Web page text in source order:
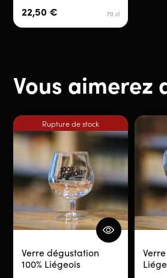
70 cl
22,50€
Vous aimerez
Rupture de stock
Verre dégustation
100% Liégeois